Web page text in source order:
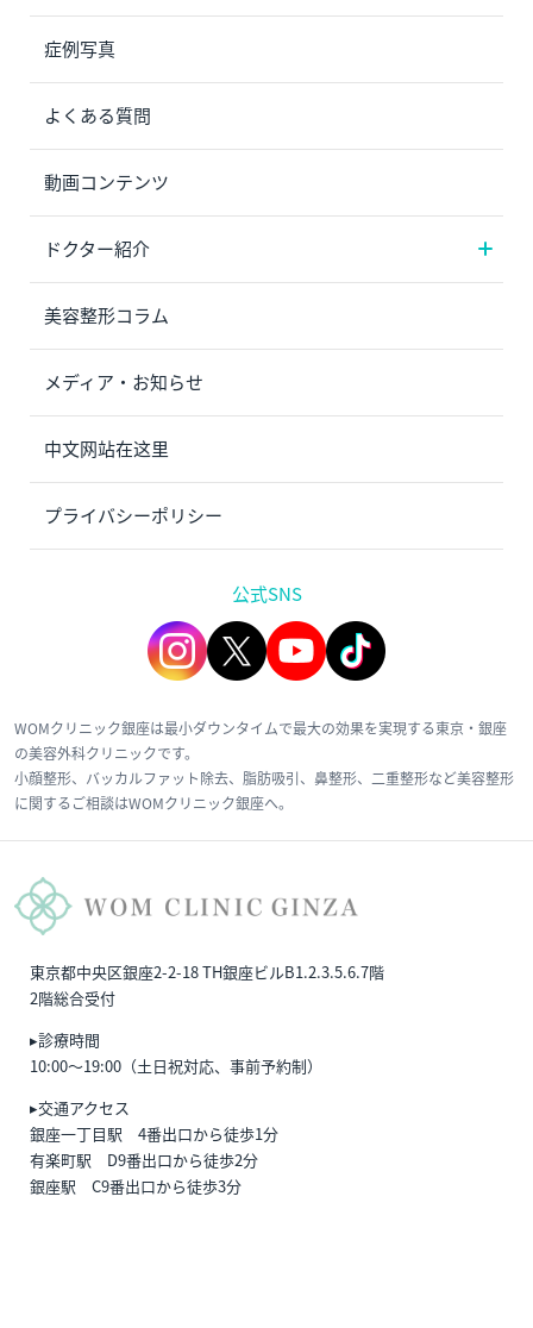
症例写真
よくある質問
動画コンテンツ
ドクター紹介
美容整形コラム
メディア・お知らせ
中文网站在这里
プライバシーポリシー
公式SNS
WOMクリニック銀座は最小ダウンタイムで最大の効果を実現する東京・銀座
の美容外科クリニックです。
小顔整形、バッカルファット除去、脂肪吸引、鼻整形、二重整形など美容整形
に関するご相談はWOMクリニック銀座へ。
東京都中央区銀座2-2-18 TH銀座ビルB1.2.3.5.6.7階
2階総合受付
▸診療時間
10:00〜19:00（土日祝対応、事前予約制）
▸交通アクセス
銀座一丁目駅 4番出口から徒歩1分
有楽町駅 D9番出口から徒歩2分
銀座駅 C9番出口から徒歩3分